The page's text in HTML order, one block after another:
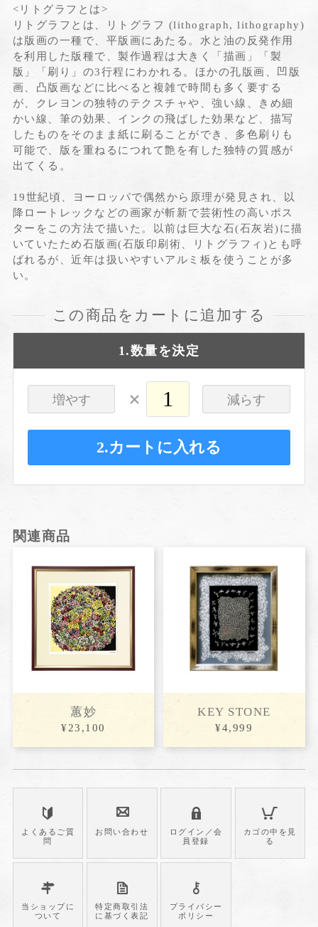
<リトグラフとは>
リトグラフとは、リトグラフ (lithograph, lithography)
は版画の一種で、平版画にあたる。水と油の反発作用
を利用した版種で、製作過程は大きく「描画」「製
版」「刷り」の3行程にわかれる。ほかの孔版画、凹版
画、凸版画などに比べると複雑で時間も多く要する
が、クレヨンの独特のテクスチャや、強い線、きめ細
かい線、筆の効果、インクの飛ばした効果など、描写
したものをそのまま紙に刷ることができ、多色刷りも
可能で、版を重ねるにつれて艶を有した独特の質感が
出てくる。
19世紀頃、ヨーロッパで偶然から原理が発見され、以
降ロートレックなどの画家が斬新で芸術性の高いポス
ターをこの方法で描いた。以前は巨大な石(石灰岩)に描
いていたため石版画(石版印刷術、リトグラフィ)とも呼
ばれるが、近年は扱いやすいアルミ板を使うことが多
い。
この商品をカートに追加する
1.数量を決定
増やす × 減らす
2.カートに入れる
関連商品
蕙妙
¥23,100
KEY STONE
¥4,999
よくあるご質
問
お問い合わせ
ログイン／会
員登録
カゴの中を見
る
当ショップに
ついて
特定商取引法
に基づく表記
プライバシー
ポリシー